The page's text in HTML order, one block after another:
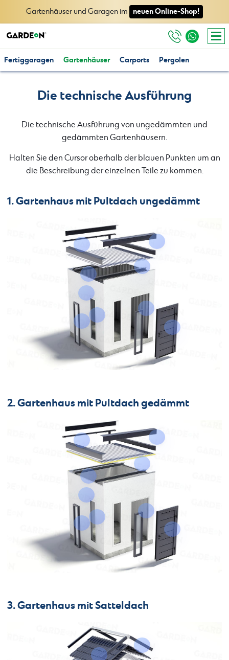
Gartenhäuser und Garagen im neuen Online-Shop!
Fertiggaragen Gartenhäuser Carports Pergolen
Die technische Ausführung
Die technische Ausführung von ungedämmten und
gedämmten Gartenhäusern.
Halten Sie den Cursor oberhalb der blauen Punkten um an
die Beschreibung der einzelnen Teile zu kommen.
1. Gartenhaus mit Pultdach ungedämmt
2. Gartenhaus mit Pultdach gedämmt
3. Gartenhaus mit Satteldach